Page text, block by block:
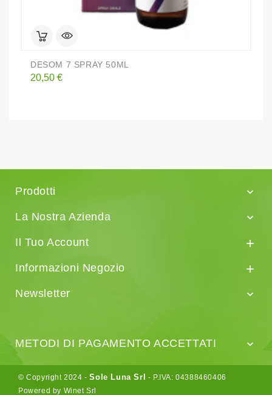
DESOM 7 SPRAY 50ML
Prezzo
20,50 €
Prodotti

La Nostra Azienda

Il Tuo Account

Informazioni Negozio

Newsletter

METODI DI PAGAMENTO ACCETTATI 
© Copyright 2024 -Sole Luna Srl
- P.IVA: 04388460406
Powered by Winet Srl